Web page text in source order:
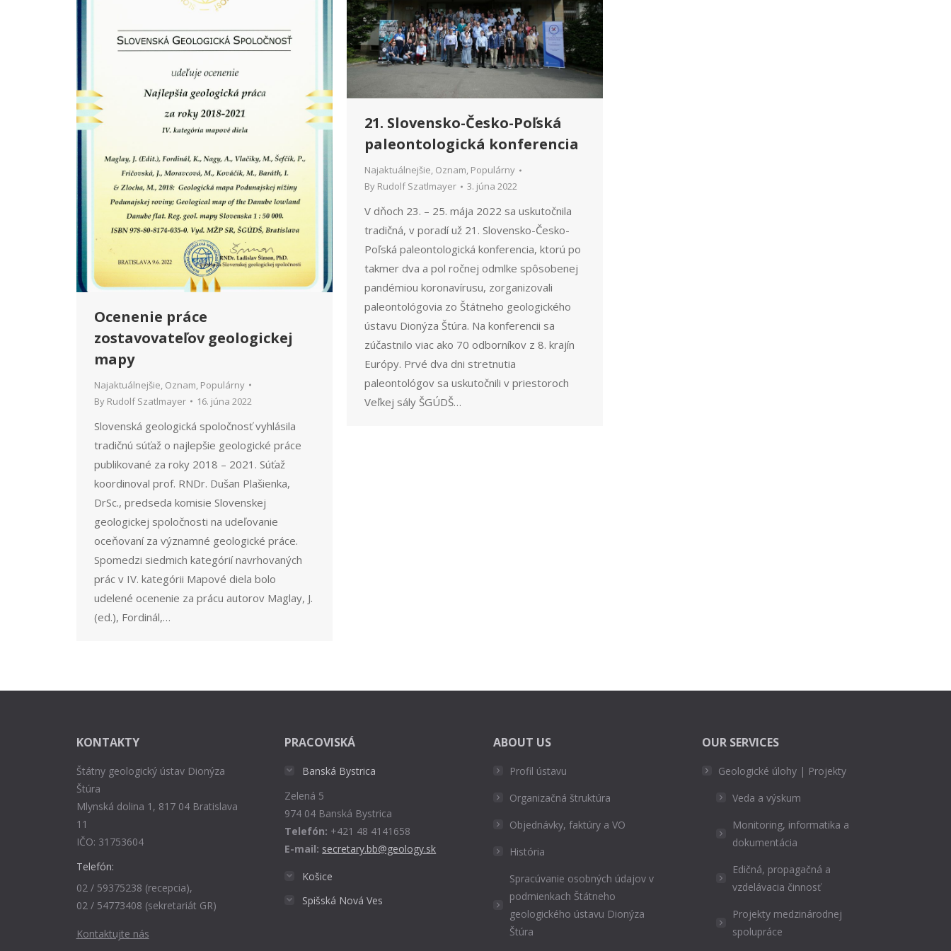
Ocenenie práce
zostavovateľov geologickej
mapy
Najaktuálnejšie, Oznam, Populárny
By Rudolf Szatlmayer 16. júna 2022
Slovenská geologická spoločnosť vyhlásila
tradičnú súťaž o najlepšie geologické práce
publikované za roky 2018 – 2021. Súťaž
koordinoval prof. RNDr. Dušan Plašienka,
DrSc., predseda komisie Slovenskej
geologickej spoločnosti na udeľovanie
oceňovaní za významné geologické práce.
Spomedzi siedmich kategórií navrhovaných
prác v IV. kategórii Mapové diela bolo
udelené ocenenie za prácu autorov Maglay, J.
(ed.), Fordinál,…
21. Slovensko-Česko-Poľská
paleontologická konferencia
Najaktuálnejšie, Oznam, Populárny
By Rudolf Szatlmayer 3. júna 2022
V dňoch 23. – 25. mája 2022 sa uskutočnila
tradičná, v poradí už 21. Slovensko-Česko-
Poľská paleontologická konferencia, ktorú po
takmer dva a pol ročnej odmlke spôsobenej
pandémiou koronavírusu, zorganizovali
paleontológovia zo Štátneho geologického
ústavu Dionýza Štúra. Na konferencii sa
zúčastnilo viac ako 70 odborníkov z 8. krajín
Európy. Prvé dva dni stretnutia
paleontológov sa uskutočnili v priestoroch
Veľkej sály ŠGÚDŠ…
KONTAKTY
Štátny geologický ústav Dionýza
Štúra
Mlynská dolina 1, 817 04 Bratislava
11
IČO: 31753604
Telefón:
02 / 59375238 (recepcia),
02 / 54773408 (sekretariát GR)
Kontaktujte nás
PRACOVISKÁ
Banská Bystrica
Zelená 5
974 04 Banská Bystrica
Telefón: +421 48 4141658
E-mail: secretary.bb@geology.sk
Košice
Spišská Nová Ves
ABOUT US
Profil ústavu
Organizačná štruktúra
Objednávky, faktúry a VO
História
Spracúvanie osobných údajov v
podmienkach Štátneho
geologického ústavu Dionýza
Štúra
OUR SERVICES
Geologické úlohy | Projekty
Veda a výskum
Monitoring, informatika a
dokumentácia
Edičná, propagačná a
vzdelávacia činnosť
Projekty medzinárodnej
spolupráce